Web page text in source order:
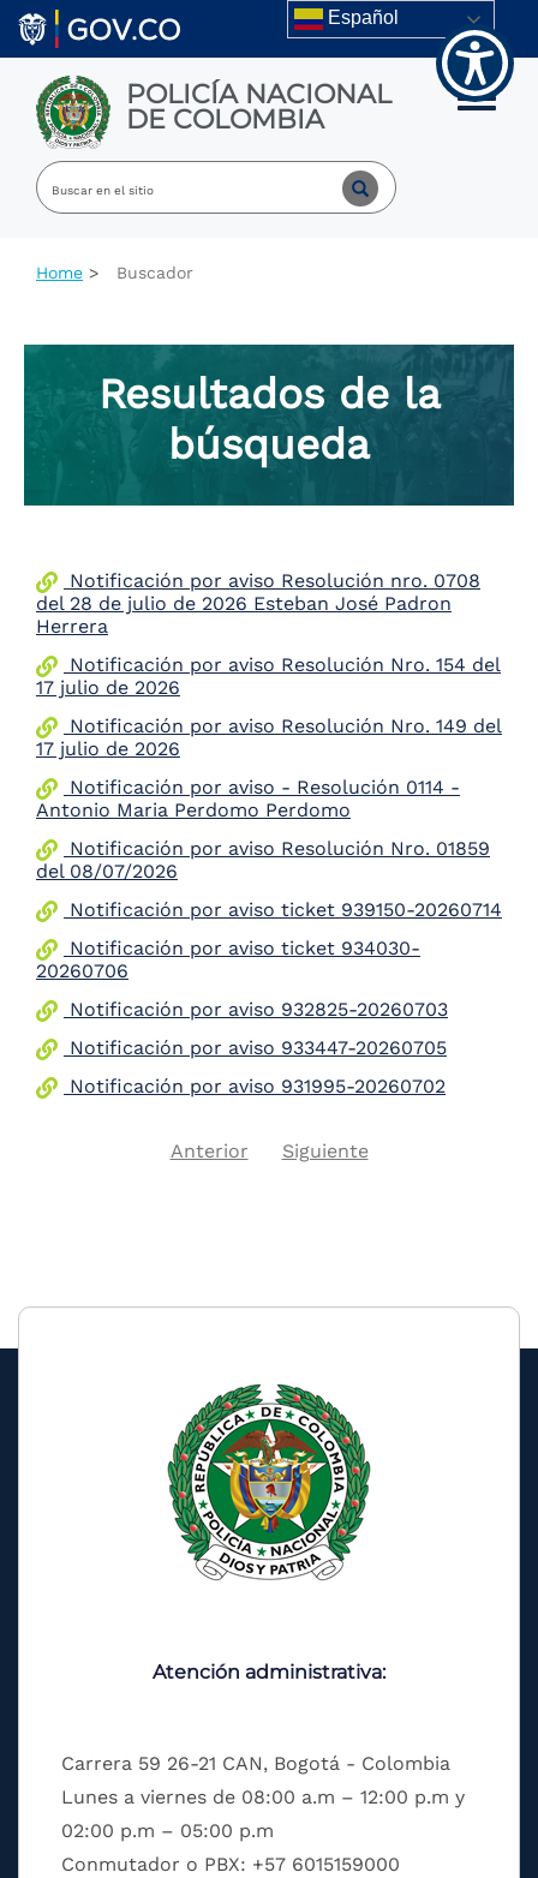
Skip to main content Español
POLICÍA NACIONAL
DE COLOMBIA Toggle
Home Buscador
Resultados de la
búsqueda
Notificación por aviso Resolución nro. 0708
del 28 de julio de 2026 Esteban José Padron
Herrera
Notificación por aviso Resolución Nro. 154 del
17 julio de 2026
Notificación por aviso Resolución Nro. 149 del
17 julio de 2026
Notificación por aviso - Resolución 0114 -
Antonio Maria Perdomo Perdomo
Notificación por aviso Resolución Nro. 01859
del 08/07/2026
Notificación por aviso ticket 939150-20260714
Notificación por aviso ticket 934030-
20260706
Notificación por aviso 932825-20260703
Notificación por aviso 933447-20260705
Notificación por aviso 931995-20260702
Pagination
Previous
Anterior
Next
Siguiente
Atención administrativa:
Carrera 59 26-21 CAN, Bogotá - Colombia
Lunes a viernes de 08:00 a.m – 12:00 p.m y
02:00 p.m – 05:00 p.m
Conmutador o PBX: +57 6015159000